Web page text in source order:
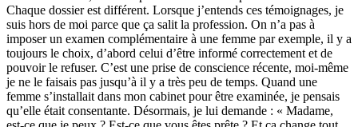
Chaque dossier est différent. Lorsque j’entends ces témoignages, je
suis hors de moi parce que ça salit la profession. On n’a pas à
imposer un examen complémentaire à une femme par exemple, il y a
toujours le choix, d’abord celui d’être informé correctement et de
pouvoir le refuser. C’est une prise de conscience récente, moi-même
je ne le faisais pas jusqu’à il y a très peu de temps. Quand une
femme s’installait dans mon cabinet pour être examinée, je pensais
qu’elle était consentante. Désormais, je lui demande : « Madame,